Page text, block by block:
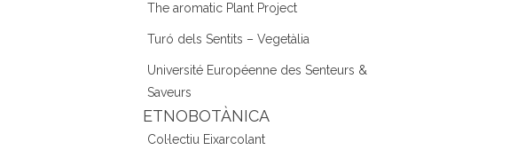
The aromatic Plant Project
Turó dels Sentits – Vegetàlia
Université Européenne des Senteurs &
Saveurs
ETNOBOTÀNICA
Col·lectiu Eixarcolant